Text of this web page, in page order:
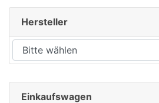
Hersteller
Einkaufswagen